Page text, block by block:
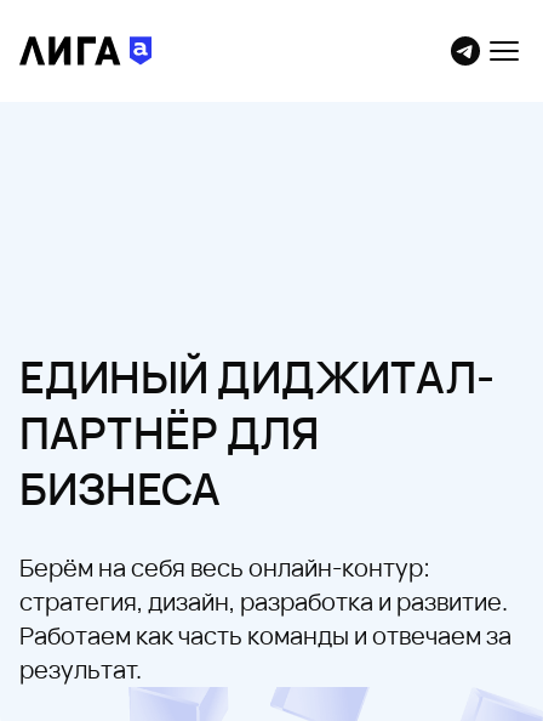
ЕДИНЫЙ ДИДЖИТАЛ-
ПАРТНЁР ДЛЯ
БИЗНЕСА
Берём на себя весь онлайн-контур:
стратегия, дизайн, разработка и развитие.
Работаем как часть команды и отвечаем за
результат.